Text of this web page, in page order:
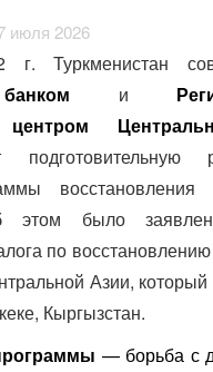
июля 2026
Туркменистан
и
центром
восстановления
этом было
по
Азии, который
Кыргызстан.
— борьба с